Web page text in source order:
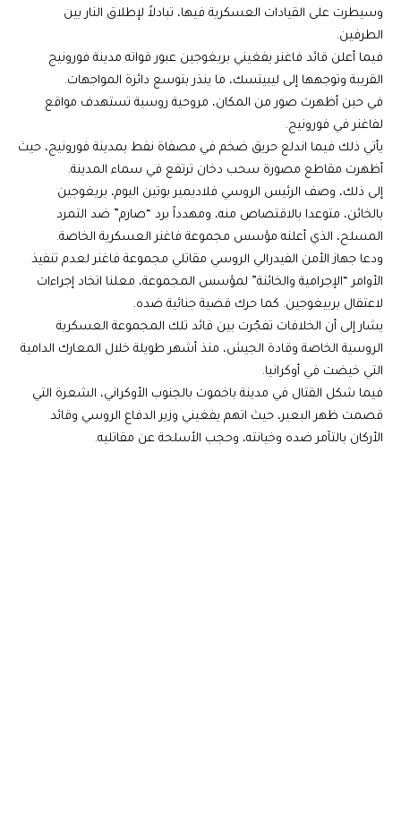
وسيطرت على القيادات العسكرية فيها، تبادلاً لإطلاق النار بين
الطرفين.
فيما أعلن قائد فاغنر يفغيني بريغوجين عبور قواته مدينة فورونيج
القريبة وتوجهها إلى ليبيتسك، ما ينذر بتوسع دائرة المواجهات.
في حين أظهرت صور من المكان، مروحية روسية تستهدف مواقع
لفاغنر في فورونيج.
يأتي ذلك فيما اندلع حريق ضخم في مصفاة نفط بمدينة فورونيج، حيث
أظهرت مقاطع مصورة سحب دخان ترتفع في سماء المدينة.
إلى ذلك، وصف الرئيس الروسي فلاديمير بوتين اليوم، بريغوجين
بالخائن، متوعدا بالاقتصاص منه، ومهدداً برد “صارم” ضد التمرد
المسلح، الذي أعلنه مؤسس مجموعة فاغنر العسكرية الخاصة.
ودعا جهاز الأمن الفيدرالي الروسي مقاتلي مجموعة فاغنر لعدم تنفيذ
الأوامر “الإجرامية والخائنة” لمؤسس المجموعة، معلنا اتخاد إجراءات
لاعتقال بربيغوجين. كما حرك قضية جنائية ضده.
يشار إلى أن الخلافات تفجّرت بين قائد تلك المجموعة العسكرية
الروسية الخاصة وقادة الجيش، منذ أشهر طويلة خلال المعارك الدامية
التي خيضت في أوكرانيا.
فيما شكل القتال في مدينة باخموت بالجنوب الأوكراني، الشعرة التي
قصمت ظهر البعير، حيث اتهم يفغيني وزير الدفاع الروسي وقائد
الأركان بالتآمر ضده وخيانته، وحجب الأسلحة عن مقاتليه.